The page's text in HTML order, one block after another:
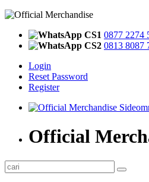
CS1 0877 2274
CS2 0813 8087
Login
Reset Password
Register
Official